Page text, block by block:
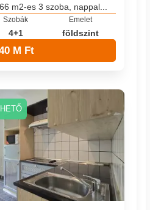
m2-es 3 szoba, nappal...
Szobák
4+1
Emelet
földszint
M Ft